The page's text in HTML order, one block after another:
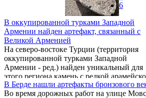
смущает это, мягко
окружение. Более того,
находок, ...
В оккупированной турками Западной
Армении найден артефакт, связанный с
Великой Арменией
На северо-востоке Турции (территория
оккупированной турками Западной
Армении - ред.) найден уникальный для
этого региона камень с редкой
надписью, которую сейчас изучают
специалисты Музея археологии и
В Берде нашли артефакты бронзового
Во время дорожных работ на улице
6